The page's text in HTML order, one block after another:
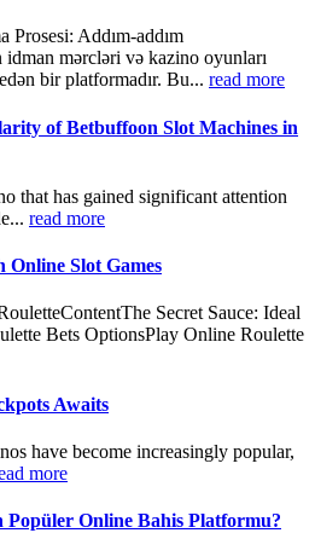
Prosesi: Addım-addım
mərcləri və kazino oyunları
bir platformadır. Bu... read more
of Betbuffoon Slot Machines in
that has gained significant attention
read more
Online Slot Games
Secret Sauce: Ideal
Bets OptionsPlay Online Roulette
Awaits
have become increasingly popular,
more
Online Bahis Platformu?